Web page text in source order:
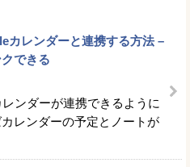
カレンダーと連携する方法 –
できる
ンダーが連携できるように
レンダーの予定とノートが